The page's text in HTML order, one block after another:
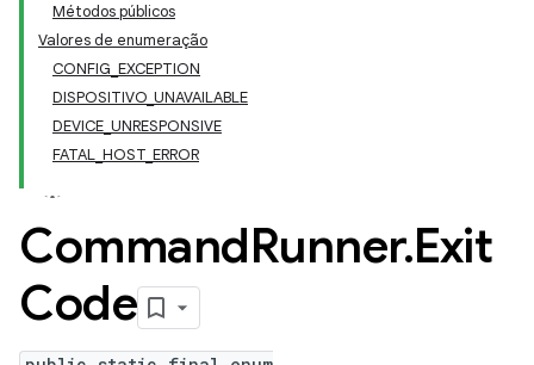
Métodos públicos
Valores de enumeração
CONFIG_EXCEPTION
DISPOSITIVO_UNAVAILABLE
DEVICE_UNRESPONSIVE
FATAL_HOST_ERROR
CommandRunner.Exit
Code